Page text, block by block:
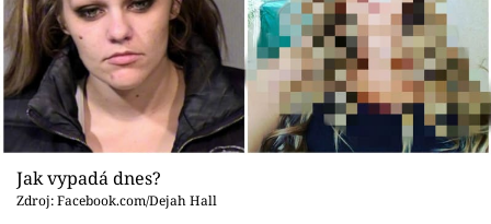
Jak vypadá dnes?
Zdroj: Facebook.com/Dejah Hall